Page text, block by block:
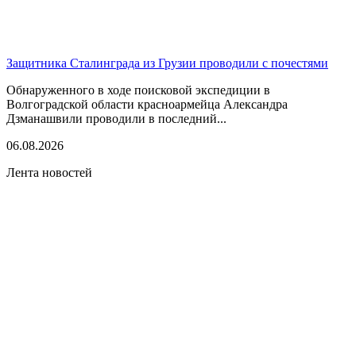
Защитника Сталинграда из Грузии проводили с почестями
Обнаруженного в ходе поисковой экспедиции в
Волгоградской области красноармейца Александра
Дзманашвили проводили в последний...
06.08.2026
Лента новостей